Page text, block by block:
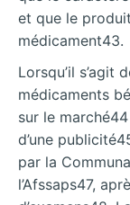
et que le
médicament43.
Lorsqu’il s’agit
médicaments
sur le
d’une
par la
l’Afssaps47,